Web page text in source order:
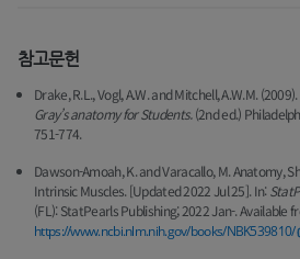
참고문헌
Drake, R.L., Vogl, A.W. and Mitchell, A.W.M.
Gray’s anatomy for Students.(2nd ed.)
751-774.
Dawson-Amoah, K. and Varacallo, M. Anatomy,
Intrinsic Muscles. [Updated 2022 Jul 25]. In:
(FL): StatPearls Publishing; 2022 Jan-. Available
https://www.ncbi.nlm.nih.gov/books/NBK539810/